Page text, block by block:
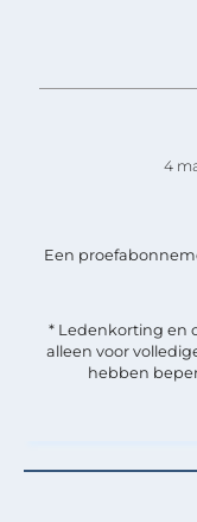
4
Een
* Ledenkorting en
alleen voor
hebben